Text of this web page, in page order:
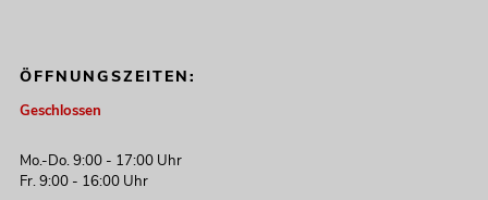
ÖFFNUNGSZEITEN:
Geschlossen
Mo.-Do. 9:00 - 17:00 Uhr
Fr. 9:00 - 16:00 Uhr